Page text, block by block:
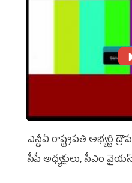
ఎన్డీఏ రాష్ట్ర‌ప‌తి అభ్య‌ర్థి
సీపీ అధ్య‌క్షులు, సీఎం